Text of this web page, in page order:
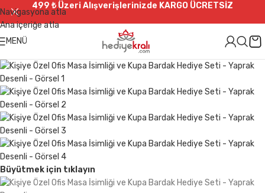
Navigasyona atla
Ana içeriğe atla
499 ₺ Üzeri Alışverişlerinizde KARGO ÜCRETSİZ
MENÜ
Büyütmek için tıklayın